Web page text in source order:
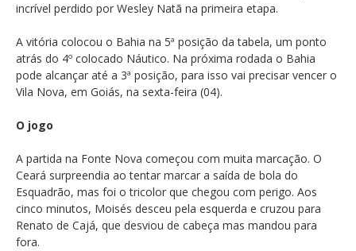
incrível perdido por Wesley Natã na primeira etapa.
A vitória colocou o Bahia na 5ª posição da tabela, um ponto
atrás do 4º colocado Náutico. Na próxima rodada o Bahia
pode alcançar até a 3ª posição, para isso vai precisar vencer o
Vila Nova, em Goiás, na sexta-feira (04).
O jogo
A partida na Fonte Nova começou com muita marcação. O
Ceará surpreendia ao tentar marcar a saída de bola do
Esquadrão, mas foi o tricolor que chegou com perigo. Aos
cinco minutos, Moisés desceu pela esquerda e cruzou para
Renato de Cajá, que desviou de cabeça mas mandou para
fora.